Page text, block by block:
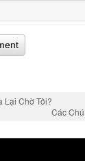
Lại Chờ Tôi?
Các